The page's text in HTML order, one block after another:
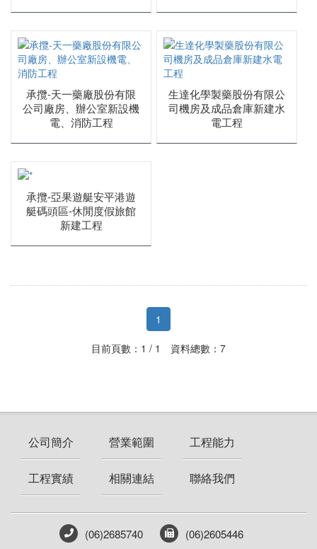
承攬-天一藥廠股份有限
公司廠房、辦公室新設機
電、消防工程
生達化學製藥股份有限公
司機房及成品倉庫新建水
電工程
承攬-亞果遊艇安平港遊
艇碼頭區-休閒度假旅館
新建工程
1
目前頁數：1 / 1 資料總數：7
公司簡介 營業範圍 工程能力
工程實績 相關連結 聯絡我們
(06)2685740 (06)2605446